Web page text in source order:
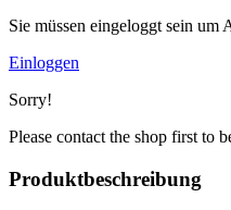
Sie müssen eingeloggt sein
Einloggen
Sorry!
Please contact the shop first to
Produktbeschreibung